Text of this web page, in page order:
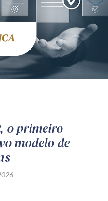
o primeiro
modelo de